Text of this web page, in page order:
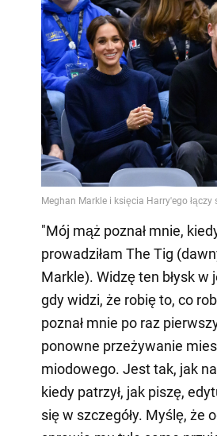
"Mój mąż poznał mnie,
prowadziłam The Tig
Markle). Widzę ten błysk w
gdy widzi, że robię to, co
poznał mnie po raz
ponowne przeżywanie
miodowego. Jest tak, jak
kiedy patrzył, jak piszę,
się w szczegóły. Myślę, że